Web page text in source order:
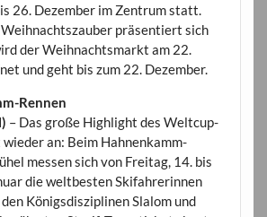
26. Dezember im Zentrum statt.
präsentiert sich
der Weihnachtsmarkt am 22.
und geht bis zum 22. Dezember.
Rennen
– Das große Highlight des Weltcup-
an: Beim Hahnenkamm-
messen sich von Freitag, 14. bis
die weltbesten Skifahrerinnen
Königsdisziplinen Slalom und